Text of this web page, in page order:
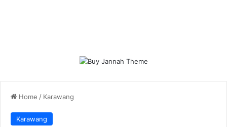
Home / Karawang
Karawang